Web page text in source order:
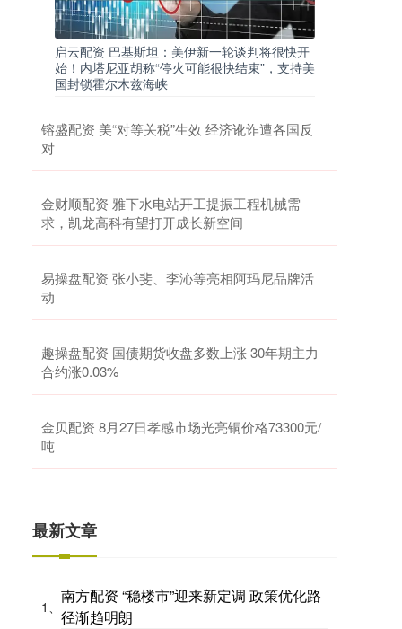
启云配资 巴基斯坦：美伊新一轮谈判将很快开
始！内塔尼亚胡称“停火可能很快结束”，支持美
国封锁霍尔木兹海峡
镕盛配资 美“对等关税”生效 经济讹诈遭各国反
对
金财顺配资 雅下水电站开工提振工程机械需
求，凯龙高科有望打开成长新空间
易操盘配资 张小斐、李沁等亮相阿玛尼品牌活
动
趣操盘配资 国债期货收盘多数上涨 30年期主力
合约涨0.03%
金贝配资 8月27日孝感市场光亮铜价格73300元/
吨
最新文章
1、
南方配资 “稳楼市”迎来新定调 政策优化路
径渐趋明朗